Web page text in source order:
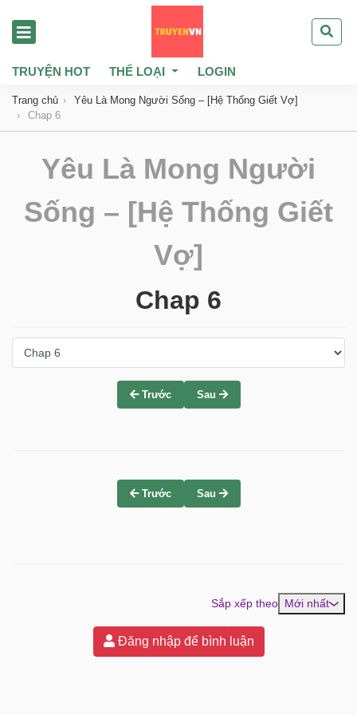
TRUYỆN HOT THỂ LOẠI LOGIN
Trang chủ
Yêu Là Mong Người Sống – [Hệ Thống Giết Vợ]
Chap 6
Yêu Là Mong Người
Sống – [Hệ Thống Giết
Vợ]
Chap 6
Trước Sau
Trước Sau
Sắp xếp theo Mới nhất
Đăng nhập để bình luận